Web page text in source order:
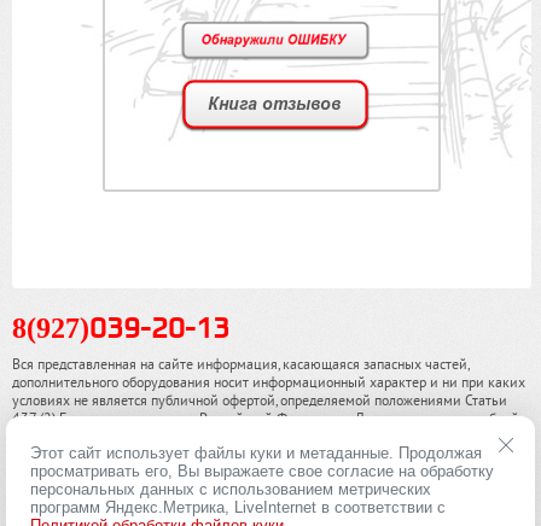
8(927)039-20-13
Вся представленная на сайте информация, касающаяся запасных частей,
дополнительного оборудования носит информационный характер и ни при каких
условиях не является публичной офертой, определяемой положениями Статьи
437 (2) Гражданского кодекса Российской Федерации. Для получения подробной
информации, пожалуйста, обращайтесь к нашим специалистам. чинамобил.рф ©
2013-2026. Все права охраняются законом.
Политика конфиденциальности
Этот сайт использует файлы куки и метаданные. Продолжая
просматривать его, Вы выражаете свое согласие на обработку
персональных данных с использованием метрических
программ Яндекс.Метрика, LiveInternet в соответствии с